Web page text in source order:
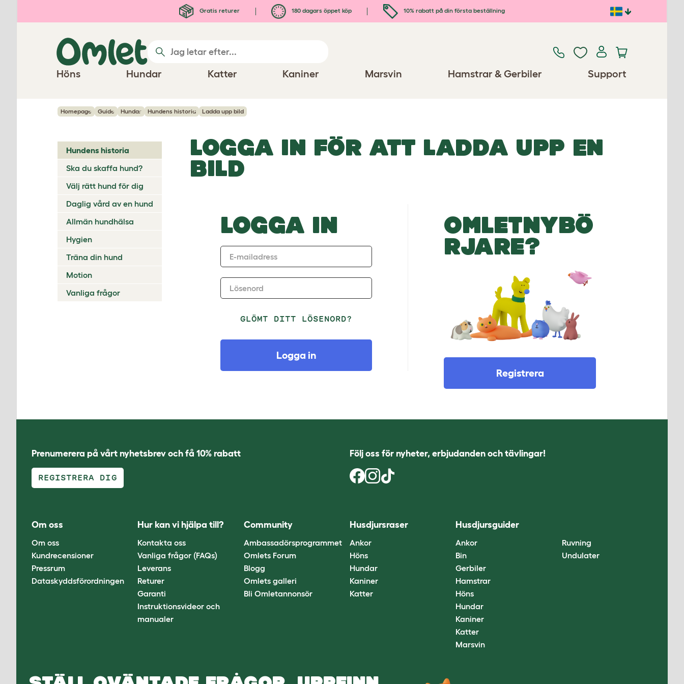
Gratis returer 180 dagars öppet köp 10% rabatt på din första beställning
Höns Hundar Katter Kaniner Marsvin Hamstrar & Gerbiler Support
Homepage Guide Hundar Hundens historia Ladda upp bild
Hundens historia
Ska du skaffa hund?
Välj rätt hund för dig
Daglig vård av en hund
Allmän hundhälsa
Hygien
Träna din hund
Motion
Vanliga frågor
LOGGA IN FÖR ATT LADDA UPP EN
BILD
LOGGA IN
E-mailadress
Lösenord
GLÖMT DITT LÖSENORD?
Logga in
OMLETNYBÖ
RJARE?
Registrera
Prenumerera på vårt nyhetsbrev och få 10% rabatt
REGISTRERA DIG
Följ oss för nyheter, erbjudanden och tävlingar!
Om oss
Om oss
Kundrecensioner
Pressrum
Dataskyddsförordningen
Hur kan vi hjälpa till?
Kontakta oss
Vanliga frågor (FAQs)
Leverans
Returer
Garanti
Instruktionsvideor och
manualer
Community
Ambassadörsprogrammet
Omlets Forum
Blogg
Omlets galleri
Bli Omletannonsör
Husdjursraser
Ankor
Höns
Hundar
Kaniner
Katter
Husdjursguider
Ankor
Bin
Gerbiler
Hamstrar
Höns
Hundar
Kaniner
Katter
Marsvin
Ruvning
Undulater